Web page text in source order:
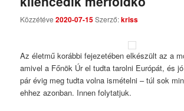
Közzétéve2020-07-15Szerző:kriss
Az életmű korábbi fejezetében elkészült az a
amivel a Főnök Úr el tudta tarolni Európát, és
pár évig meg tudta volna ismételni – túl sok
ehhez azonban. Innen folytatjuk.